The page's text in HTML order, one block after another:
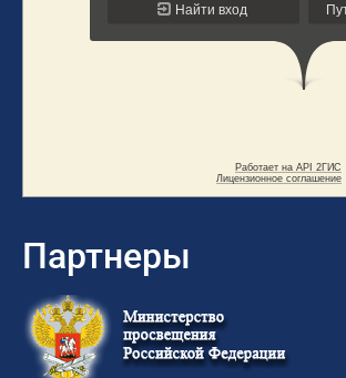
Партнеры